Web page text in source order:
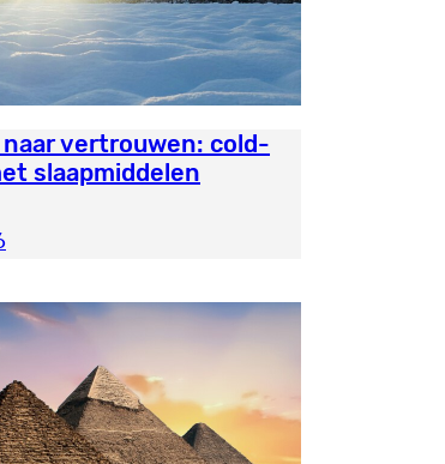
vertrouwen: cold-
slaapmiddelen